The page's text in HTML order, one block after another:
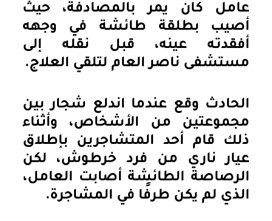
عامل كان يمر بالمصادفة، حيث
أصيب بطلقة طائشة في وجهه
أفقدته عينه، قبل نقله إلى
مستشفى ناصر العام لتلقي العلاج.
الحادث وقع عندما اندلع شجار بين
مجموعتين من الأشخاص، وأثناء
ذلك قام أحد المتشاجرين بإطلاق
عيار ناري من فرد خرطوش، لكن
الرصاصة الطائشة أصابت العامل،
الذي لم يكن طرفًا في المشاجرة.